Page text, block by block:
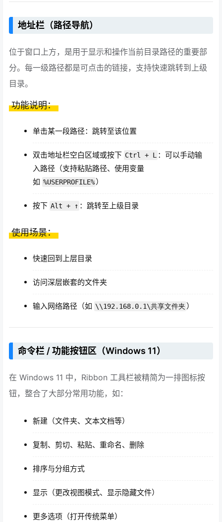
地址栏（路径导航）
位于窗口上方，是用于显示和操作当前目录路径的重要部
分。每一级路径都是可点击的链接，支持快速跳转到上级
目录。
功能说明：
单击某一段路径：跳转至该位置
双击地址栏空白区域或按下 Ctrl + L ：可以手动输
入路径（支持粘贴路径、使用变量
如 %USERPROFILE%）
按下 Alt + ↑ ：跳转至上级目录
使用场景：
快速回到上层目录
访问深层嵌套的文件夹
输入网络路径（如 \\192.168.0.1\共享文件夹 ）
命令栏 / 功能按钮区（Windows 11）
在 Windows 11 中，Ribbon 工具栏被精简为一排图标按
钮，整合了大部分常用功能，如：
新建（文件夹、文本文档等）
复制、剪切、粘贴、重命名、删除
排序与分组方式
显示（更改视图模式、显示隐藏文件）
更多选项（打开传统菜单）